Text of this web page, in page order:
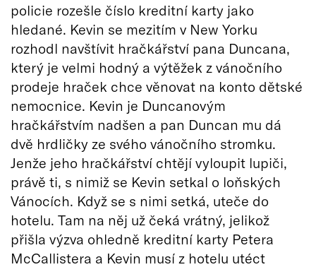
policie rozešle číslo kreditní karty jako
hledané. Kevin se mezitím v New Yorku
rozhodl navštívit hračkářství pana Duncana,
který je velmi hodný a výtěžek z vánočního
prodeje hraček chce věnovat na konto dětské
nemocnice. Kevin je Duncanovým
hračkářstvím nadšen a pan Duncan mu dá
dvě hrdličky ze svého vánočního stromku.
Jenže jeho hračkářství chtějí vyloupit lupiči,
právě ti, s nimiž se Kevin setkal o loňských
Vánocích. Když se s nimi setká, uteče do
hotelu. Tam na něj už čeká vrátný, jelikož
přišla výzva ohledně kreditní karty Petera
McCallistera a Kevin musí z hotelu utéct